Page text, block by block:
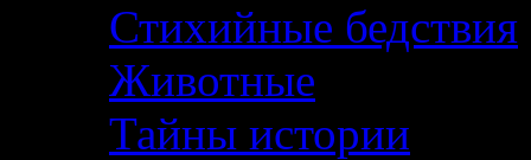
Стихийные бедствия
Животные
Тайны истории